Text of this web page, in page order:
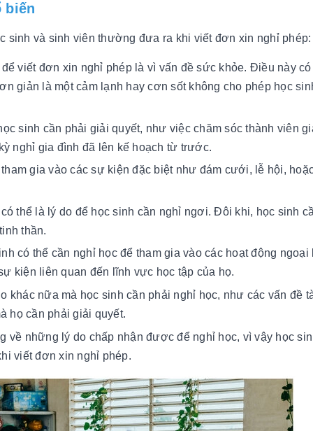
biến
sinh và sinh viên thường đưa ra khi viết đơn xin nghỉ phép:
viết đơn xin nghỉ phép là vì vấn đề sức khỏe. Điều này
giản là một cảm lạnh hay cơn sốt không cho phép học
sinh cần phải giải quyết, như việc chăm sóc thành viên
nghỉ gia đình đã lên kế hoạch từ trước.
gia vào các sự kiện đặc biệt như đám cưới, lễ hội,
thể là lý do để học sinh cần nghỉ ngơi. Đôi khi, học sinh
thần.
có thể cần nghỉ học để tham gia vào các hoạt động ngoại
kiện liên quan đến lĩnh vực học tập của họ.
khác nữa mà học sinh cần phải nghỉ học, như các vấn đề
họ cần phải giải quyết.
về những lý do chấp nhận được để nghỉ học, vì vậy học
viết đơn xin nghỉ phép.